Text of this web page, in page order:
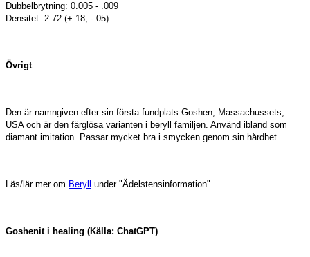
Dubbelbrytning: 0.005 - .009
Densitet: 2.72 (+.18, -.05)
Övrigt
Den är namngiven efter sin första fundplats Goshen, Massachussets,
USA och är den färglösa varianten i beryll familjen. Använd ibland som
diamant imitation. Passar mycket bra i smycken genom sin hårdhet.
Läs/lär mer om Beryll under "Ädelstensinformation"
Goshenit i healing (Källa: ChatGPT)